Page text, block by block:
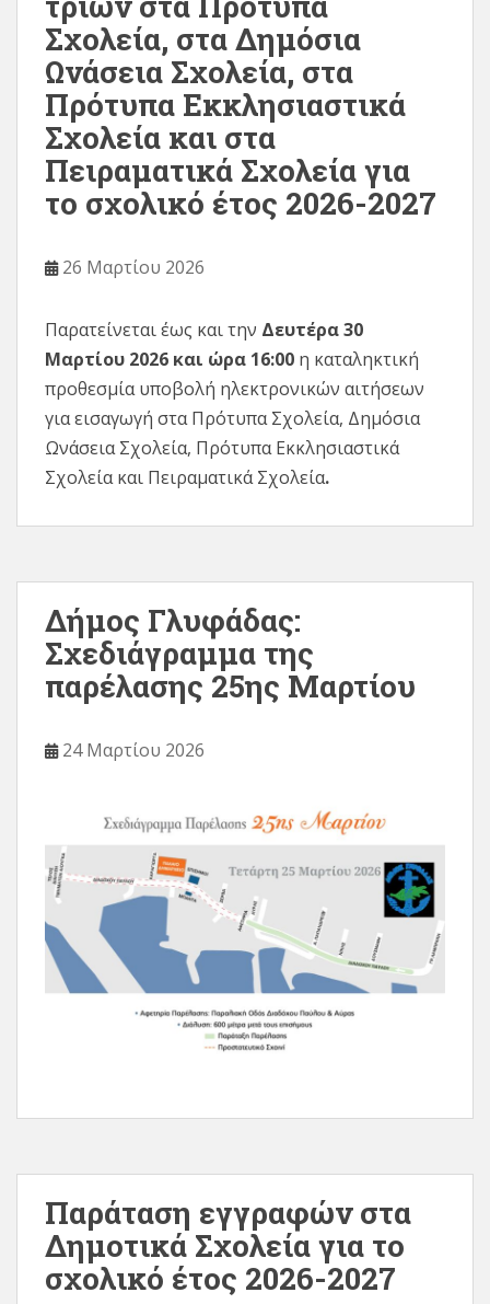
Σχολεία, στα Δημόσια
Ωνάσεια Σχολεία, στα
Πρότυπα Εκκλησιαστικά
Σχολεία και στα
Πειραματικά Σχολεία για
το σχολικό έτος 2026-2027
26 Μαρτίου 2026
Παρατείνεται έως και την Δευτέρα 30
Μαρτίου 2026 και ώρα 16:00 η καταληκτική
προθεσμία υποβολή ηλεκτρονικών αιτήσεων
για εισαγωγή στα Πρότυπα Σχολεία, Δημόσια
Ωνάσεια Σχολεία, Πρότυπα Εκκλησιαστικά
Σχολεία και Πειραματικά Σχολεία.
Δήμος Γλυφάδας:
Σχεδιάγραμμα της
παρέλασης 25ης Μαρτίου
24 Μαρτίου 2026
Παράταση εγγραφών στα
Δημοτικά Σχολεία για το
σχολικό έτος 2026-2027